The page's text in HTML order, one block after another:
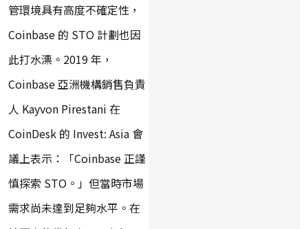
管環境具有高度不確定性，
Coinbase 的 STO 計劃也因
此打水漂。2019 年，
Coinbase 亞洲機構銷售負責
人 Kayvon Pirestani 在
CoinDesk 的 Invest: Asia 會
議上表示：「Coinbase 正謹
慎探索 STO。」但當時市場
需求尚未達到足夠水平。在